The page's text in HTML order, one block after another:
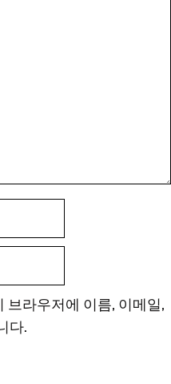
브라우저에 이름, 이메일,
다.